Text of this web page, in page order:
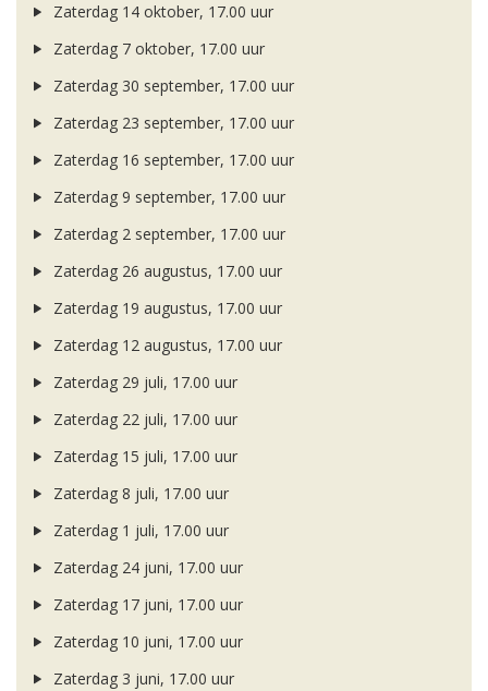
Zaterdag 14 oktober, 17.00 uur
Zaterdag 7 oktober, 17.00 uur
Zaterdag 30 september, 17.00 uur
Zaterdag 23 september, 17.00 uur
Zaterdag 16 september, 17.00 uur
Zaterdag 9 september, 17.00 uur
Zaterdag 2 september, 17.00 uur
Zaterdag 26 augustus, 17.00 uur
Zaterdag 19 augustus, 17.00 uur
Zaterdag 12 augustus, 17.00 uur
Zaterdag 29 juli, 17.00 uur
Zaterdag 22 juli, 17.00 uur
Zaterdag 15 juli, 17.00 uur
Zaterdag 8 juli, 17.00 uur
Zaterdag 1 juli, 17.00 uur
Zaterdag 24 juni, 17.00 uur
Zaterdag 17 juni, 17.00 uur
Zaterdag 10 juni, 17.00 uur
Zaterdag 3 juni, 17.00 uur